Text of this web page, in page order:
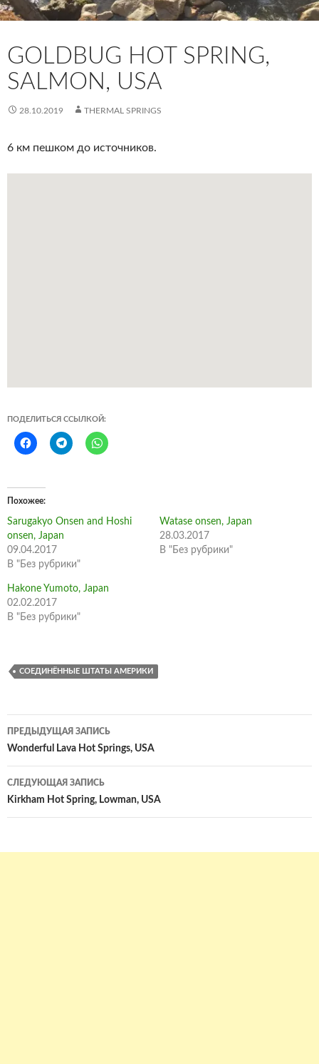
GOLDBUG HOT SPRING,
SALMON, USA
28.10.2019 THERMAL SPRINGS
6 км пешком до источников.
ПОДЕЛИТЬСЯ ССЫЛКОЙ:
Похожее
Sarugakyo Onsen and Hoshi
onsen, Japan
09.04.2017
В "Без рубрики"
Watase onsen, Japan
28.03.2017
В "Без рубрики"
Hakone Yumoto, Japan
02.02.2017
В "Без рубрики"
СОЕДИНЁННЫЕ ШТАТЫ АМЕРИКИ
Навигация
по
записям
ПРЕДЫДУЩАЯ ЗАПИСЬ
Wonderful Lava Hot Springs, USA
СЛЕДУЮЩАЯ ЗАПИСЬ
Kirkham Hot Spring, Lowman, USA